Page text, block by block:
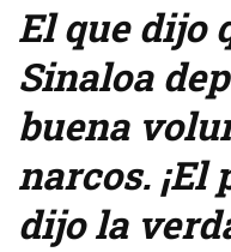
El que dijo
Sinaloa
buena
narcos. ¡El
dijo la